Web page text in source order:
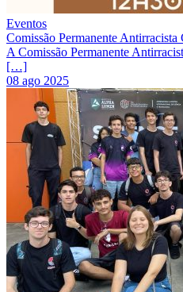
Eventos
Comissão Permanente Antirracista
A Comissão Permanente
[…]
08 ago 2025